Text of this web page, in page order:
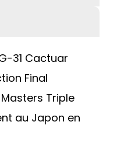
31 Cactuar
Final
Triple
au Japon en